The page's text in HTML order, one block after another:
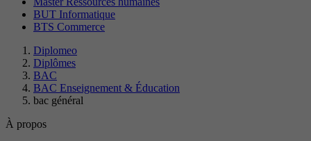
BUT Informatique
BTS Commerce
Diplomeo
Diplômes
BAC
BAC Enseignement & Éducation
bac général
À propos